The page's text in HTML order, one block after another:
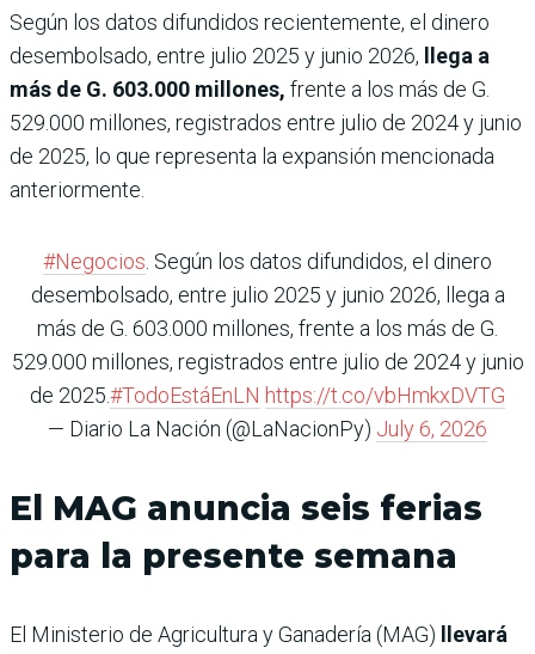
Según los datos difundidos recientemente, el dinero
desembolsado, entre julio 2025 y junio 2026, llega a
más de G. 603.000 millones, frente a los más de G.
529.000 millones, registrados entre julio de 2024 y junio
de 2025, lo que representa la expansión mencionada
anteriormente.
#Negocios. Según los datos difundidos, el dinero
desembolsado, entre julio 2025 y junio 2026, llega a
más de G. 603.000 millones, frente a los más de G.
529.000 millones, registrados entre julio de 2024 y junio
de 2025.#TodoEstáEnLN https://t.co/vbHmkxDVTG
— Diario La Nación (@LaNacionPy) July 6, 2026
El MAG anuncia seis ferias
para la presente semana
El Ministerio de Agricultura y Ganadería (MAG) llevará